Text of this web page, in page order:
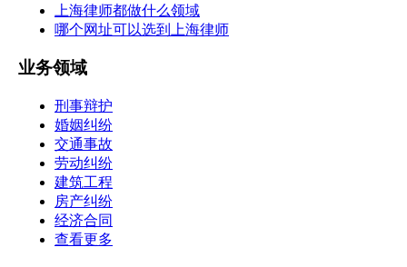
上海律师都做什么领域
哪个网址可以选到上海律师
业务领域
刑事辩护
婚姻纠纷
交通事故
劳动纠纷
建筑工程
房产纠纷
经济合同
查看更多